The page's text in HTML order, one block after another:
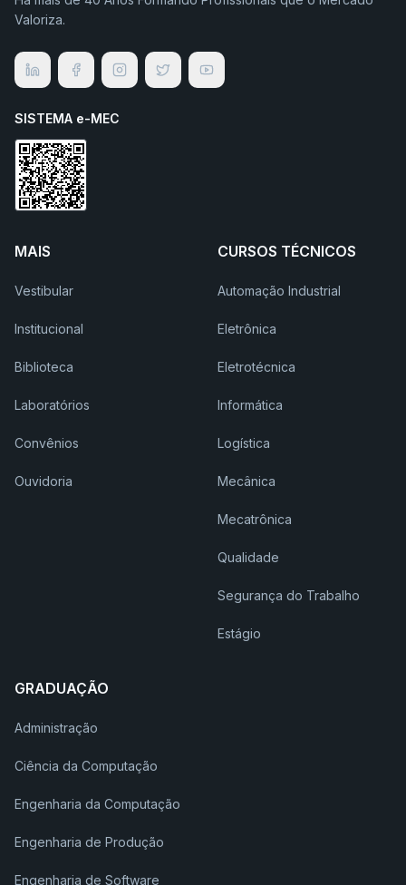
Valoriza.
SISTEMA e-MEC
MAIS
Vestibular
Institucional
Biblioteca
Laboratórios
Convênios
Ouvidoria
CURSOS TÉCNICOS
Automação Industrial
Eletrônica
Eletrotécnica
Informática
Logística
Mecânica
Mecatrônica
Qualidade
Segurança do Trabalho
Estágio
GRADUAÇÃO
Administração
Ciência da Computação
Engenharia da Computação
Engenharia de Produção
Engenharia de Software